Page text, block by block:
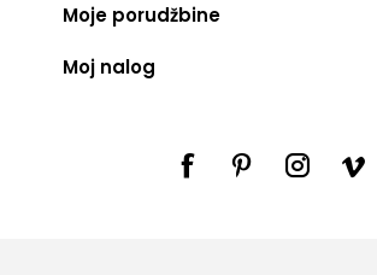
Moje porudžbine
Moj nalog